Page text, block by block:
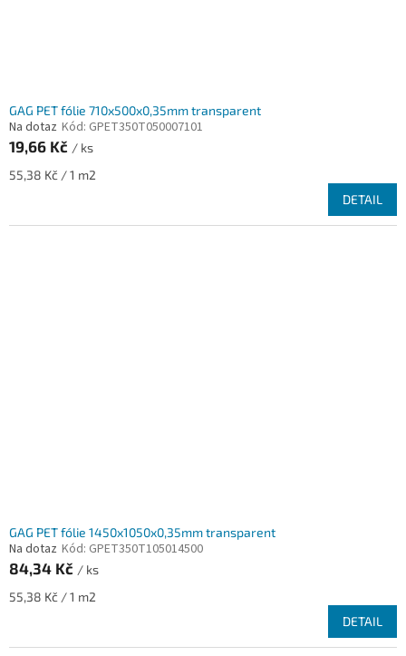
GAG PET fólie 710x500x0,35mm transparent
Na dotaz Kód: GPET350T050007101
19,66 Kč / ks
Měrná
55,38 Kč / 1 m2
DETAIL
GAG PET fólie 1450x1050x0,35mm transparent
Na dotaz Kód: GPET350T105014500
84,34 Kč / ks
Měrná
55,38 Kč / 1 m2
DETAIL